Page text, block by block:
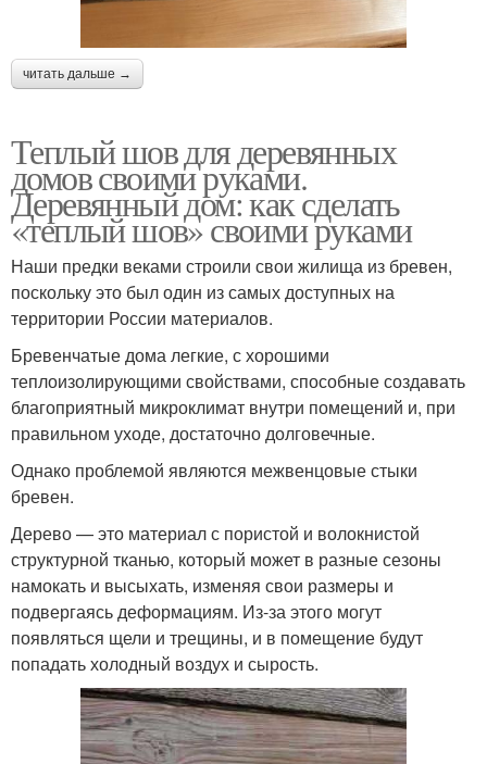
читать дальше →
Теплый шов для деревянных
домов своими руками.
Деревянный дом: как сделать
«теплый шов» своими руками
Наши предки веками строили свои жилища из бревен,
поскольку это был один из самых доступных на
территории России материалов.
Бревенчатые дома легкие, с хорошими
теплоизолирующими свойствами, способные создавать
благоприятный микроклимат внутри помещений и, при
правильном уходе, достаточно долговечные.
Однако проблемой являются межвенцовые стыки
бревен.
Дерево — это материал с пористой и волокнистой
структурной тканью, который может в разные сезоны
намокать и высыхать, изменяя свои размеры и
подвергаясь деформациям. Из-за этого могут
появляться щели и трещины, и в помещение будут
попадать холодный воздух и сырость.